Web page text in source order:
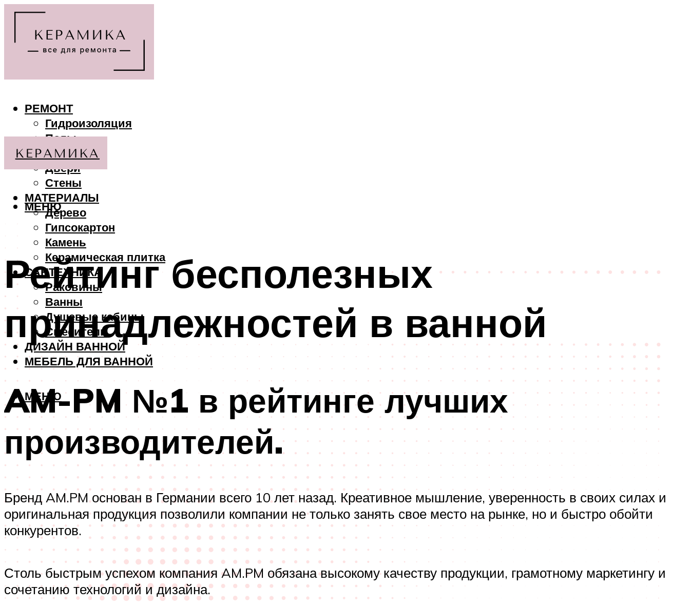
РЕМОНТ
Гидроизоляция
Полы
Потолки
Двери
Стены
МАТЕРИАЛЫ
Дерево
Гипсокартон
Камень
Керамическая плитка
САНТЕХНИКА
Раковины
Ванны
Душевые кабины
Смесители
ДИЗАЙН ВАННОЙ
МЕБЕЛЬ ДЛЯ ВАННОЙ
МЕНЮ
МЕНЮ
Рейтинг бесполезных
принадлежностей в ванной
AM-PM №1 в рейтинге лучших
производителей.
Бренд AM.PM основан в Германии всего 10 лет назад. Креативное мышление, уверенность в своих силах и
оригинальная продукция позволили компании не только занять свое место на рынке, но и быстро обойти
конкурентов.
Столь быстрым успехом компания AM.PM обязана высокому качеству продукции, грамотному маркетингу и
сочетанию технологий и дизайна.